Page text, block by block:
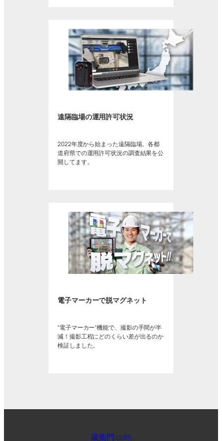
遠隔臨場の運用許可状況
2022年度から始まった遠隔臨場。各都
道府県での運用許可状況の調査結果を公
開してます。
電子マーカーで脱マグネット
“電子マーカー”機能で、撮影の手間が半
減！撮影工程にどのくらい差が出るのか
検証しました。
蔵衛門.com